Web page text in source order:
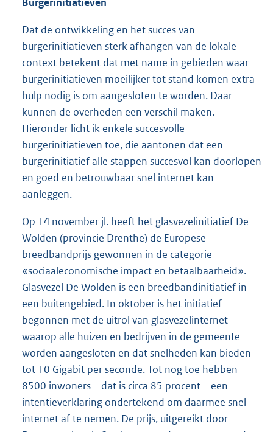
Dat de ontwikkeling en het succes van
burgerinitiatieven sterk afhangen van de lokale
context betekent dat met name in gebieden waar
burgerinitiatieven moeilijker tot stand komen extra
hulp nodig is om aangesloten te worden. Daar
kunnen de overheden een verschil maken.
Hieronder licht ik enkele succesvolle
burgerinitiatieven toe, die aantonen dat een
burgerinitiatief alle stappen succesvol kan doorlopen
en goed en betrouwbaar snel internet kan
aanleggen.
Op 14 november jl. heeft het glasvezelinitiatief De
Wolden (provincie Drenthe) de Europese
breedbandprijs gewonnen in de categorie
«sociaaleconomische impact en betaalbaarheid».
Glasvezel De Wolden is een breedbandinitiatief in
een buitengebied. In oktober is het initiatief
begonnen met de uitrol van glasvezelinternet
waarop alle huizen en bedrijven in de gemeente
worden aangesloten en dat snelheden kan bieden
tot 10 Gigabit per seconde. Tot nog toe hebben
8500 inwoners – dat is circa 85 procent – een
intentieverklaring ondertekend om daarmee snel
internet af te nemen. De prijs, uitgereikt door